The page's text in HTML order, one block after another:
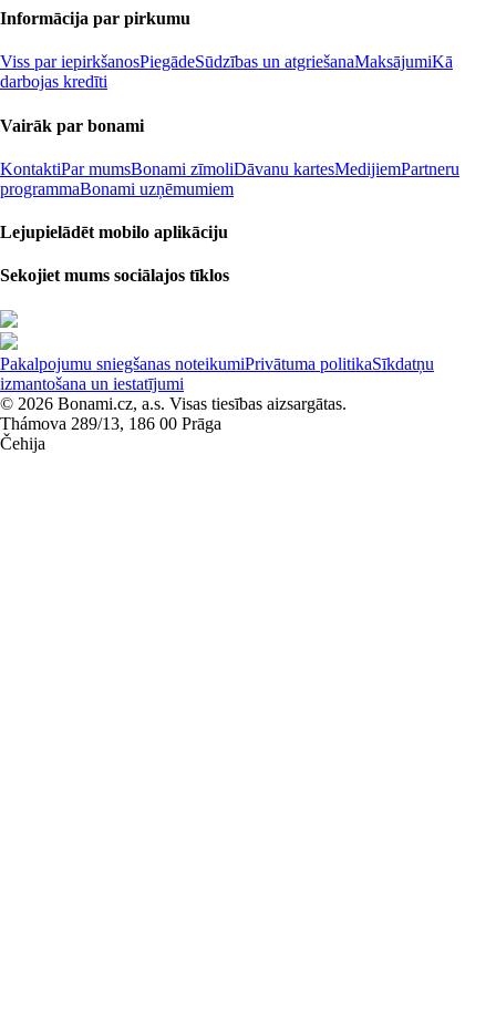
Informācija par pirkumu
Viss par iepirkšanosPiegādeSūdzības un atgriešanaMaksājumiKā
darbojas kredīti
Vairāk par bonami
KontaktiPar mumsBonami zīmoliDāvanu kartesMedijiemPartneru
programmaBonami uzņēmumiem
Lejupielādēt mobilo aplikāciju
Sekojiet mums sociālajos tīklos
Pakalpojumu sniegšanas noteikumiPrivātuma politikaSīkdatņu
izmantošana un iestatījumi
© 2026 Bonami.cz, a.s. Visas tiesības aizsargātas.
Thámova 289/13, 186 00 Prāga
Čehija